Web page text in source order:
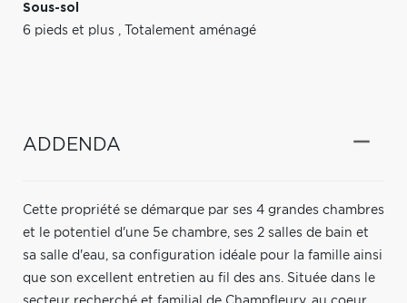
Sous-sol
6 pieds et plus , Totalement aménagé
ADDENDA
Cette propriété se démarque par ses 4 grandes chambres
et le potentiel d'une 5e chambre, ses 2 salles de bain et
sa salle d'eau, sa configuration idéale pour la famille ainsi
que son excellent entretien au fil des ans. Située dans le